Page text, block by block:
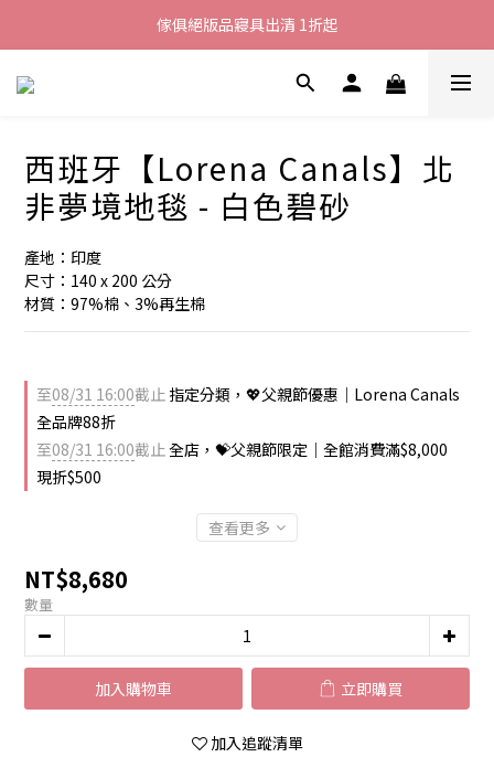
加入LINE好友就送您200元折價卷
傢俱絕版品寢具出清 1折起
全館滿$8000現折$500
西班牙【Lorena Canals】北
非夢境地毯 - 白色碧砂
產地：印度
尺寸：140 x 200 公分
材質：97%棉、3%再生棉
至08/31 16:00截止 指定分類，💖父親節優惠｜Lorena Canals
全品牌88折
至08/31 16:00截止全店，💝父親節限定｜全館消費滿$8,000
現折$500
查看更多
NT$8,680
數量
加入購物車 立即購買
加入追蹤清單